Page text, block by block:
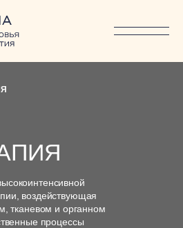
воздействующая
тканевом и органном
процессы